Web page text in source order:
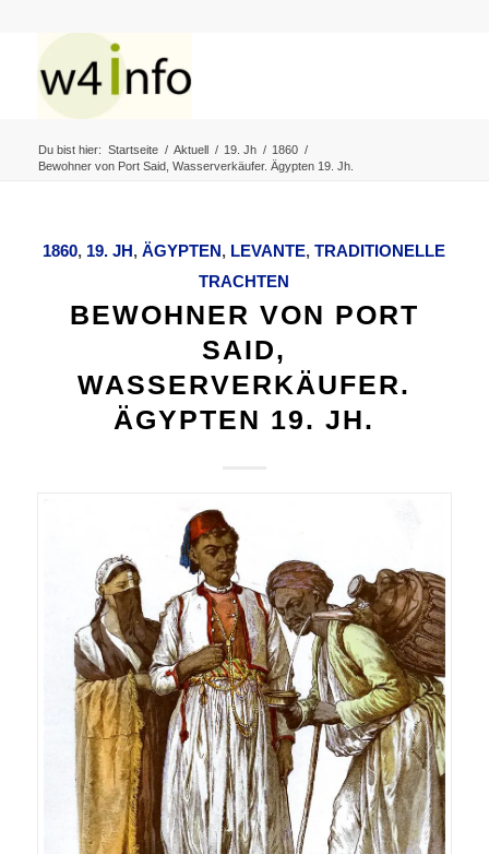
Du bist hier: Startseite / Aktuell / 19. Jh / 1860 /
Bewohner von Port Said, Wasserverkäufer. Ägypten 19. Jh.
1860, 19. JH,ÄGYPTEN, LEVANTE,TRADITIONELLE
TRACHTEN
BEWOHNER VON PORT
SAID,
WASSERVERKÄUFER.
ÄGYPTEN 19. JH.